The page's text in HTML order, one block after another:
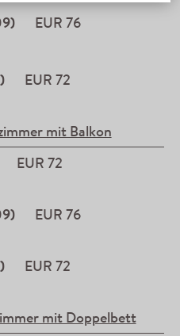
EUR 76
EUR 72
mit Balkon
EUR 72
EUR 76
EUR 72
mit Doppelbett